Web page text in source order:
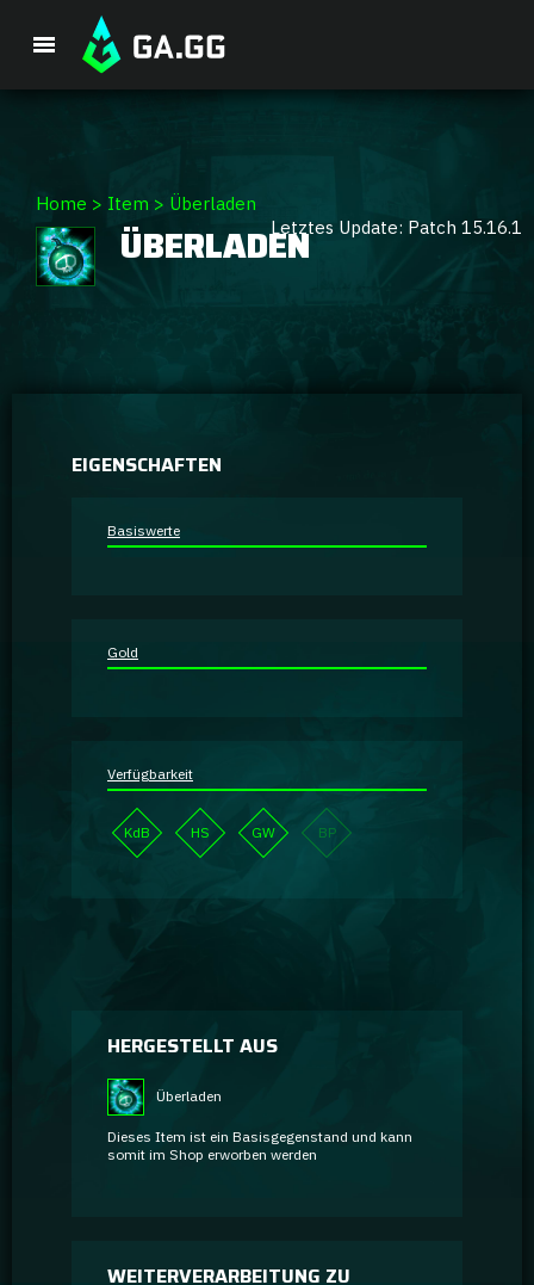
Spieler-Analyse
Home > Item > Überladen
Letztes Update: Patch 15.16.1
ÜBERLADEN
EIGENSCHAFTEN
Basiswerte
Gold
Verfügbarkeit
KdB HS GW BP
HERGESTELLT AUS
Überladen
Dieses Item ist ein Basisgegenstand und kann
somit im Shop erworben werden
WEITERVERARBEITUNG ZU